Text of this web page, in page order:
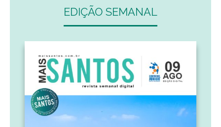
EDIÇÃO SEMANAL